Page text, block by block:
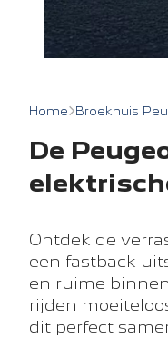
Home Broekhuis
De
Ontdek de
een fastback-
en ruime
rijden
dit perfect